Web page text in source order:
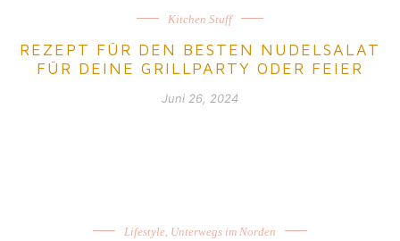
Kitchen Stuff
REZEPT FÜR DEN BESTEN NUDELSALAT
FÜR DEINE GRILLPARTY ODER FEIER
Juni 26, 2024
Lifestyle Unterwegs im Norden